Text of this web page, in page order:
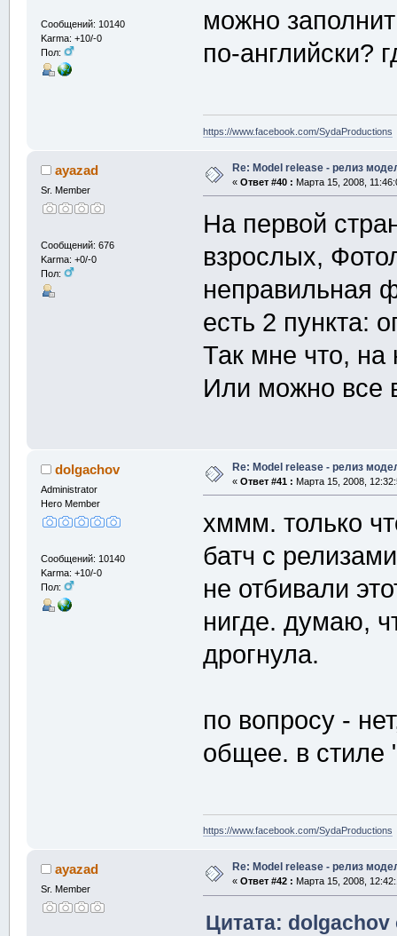
Сообщений: 10140
Karma: +10/-0
Пол:
можно
по-английски?
https://www.facebook.com/SydaProductions
ayazad
Sr. Member
Сообщений: 676
Karma: +0/-0
Пол:
Re: Model release - релиз
« Ответ #40 : Марта 15, 2008,
На первой
взрослых,
неправильная
есть 2 пункта:
Так мне что, на
Или можно все
dolgachov
Administrator
Hero Member
Сообщений: 10140
Karma: +10/-0
Пол:
Re: Model release - релиз
« Ответ #41 : Марта 15, 2008,
хммм. только
батч с
не отбивали
нигде. думаю,
дрогнула.
по вопросу -
общее. в стиле
https://www.facebook.com/SydaProductions
ayazad
Sr. Member
Re: Model release - релиз
« Ответ #42 : Марта 15, 2008,
Цитата: dolgachov